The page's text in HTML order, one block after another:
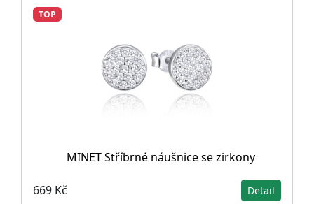
TOP
MINET Stříbrné náušnice se zirkony
669 Kč Detail